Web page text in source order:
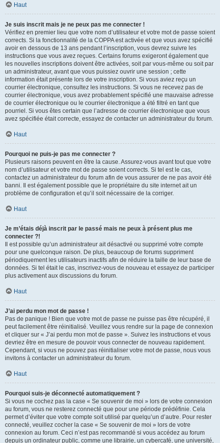
Haut
Je suis inscrit mais je ne peux pas me connecter !
Vérifiez en premier lieu que votre nom d’utilisateur et votre mot de passe soient
corrects. Si la fonctionnalité de la COPPA est activée et que vous avez spécifié
avoir en dessous de 13 ans pendant l’inscription, vous devrez suivre les
instructions que vous avez reçues. Certains forums exigeront également que
les nouvelles inscriptions doivent être activées, soit par vous-même ou soit par
un administrateur, avant que vous puissiez ouvrir une session ; cette
information était présente lors de votre inscription. Si vous aviez reçu un
courrier électronique, consultez les instructions. Si vous ne recevez pas de
courrier électronique, vous avez probablement spécifié une mauvaise adresse
de courrier électronique ou le courrier électronique a été filtré en tant que
pourriel. Si vous êtes certain que l’adresse de courrier électronique que vous
avez spécifiée était correcte, essayez de contacter un administrateur du forum.
Haut
Pourquoi ne puis-je pas me connecter ?
Plusieurs raisons peuvent en être la cause. Assurez-vous avant tout que votre
nom d’utilisateur et votre mot de passe soient corrects. Si tel est le cas,
contactez un administrateur du forum afin de vous assurer de ne pas avoir été
banni. Il est également possible que le propriétaire du site internet ait un
problème de configuration et qu’il soit nécessaire de la corriger.
Haut
Je m’étais déjà inscrit par le passé mais ne peux à présent plus me
connecter ?!
Il est possible qu’un administrateur ait désactivé ou supprimé votre compte
pour une quelconque raison. De plus, beaucoup de forums suppriment
périodiquement les utilisateurs inactifs afin de réduire la taille de leur base de
données. Si tel était le cas, inscrivez-vous de nouveau et essayez de participer
plus activement aux discussions du forum.
Haut
J’ai perdu mon mot de passe !
Pas de panique ! Bien que votre mot de passe ne puisse pas être récupéré, il
peut facilement être réinitialisé. Veuillez vous rendre sur la page de connexion
et cliquer sur « J’ai perdu mon mot de passe ». Suivez les instructions et vous
devriez être en mesure de pouvoir vous connecter de nouveau rapidement.
Cependant, si vous ne pouvez pas réinitialiser votre mot de passe, nous vous
invitons à contacter un administrateur du forum.
Haut
Pourquoi suis-je déconnecté automatiquement ?
Si vous ne cochez pas la case « Se souvenir de moi » lors de votre connexion
au forum, vous ne resterez connecté que pour une période prédéfinie. Cela
permet d’éviter que votre compte soit utilisé par quelqu’un d’autre. Pour rester
connecté, veuillez cocher la case « Se souvenir de moi » lors de votre
connexion au forum. Ceci n’est pas recommandé si vous accédez au forum
depuis un ordinateur public, comme une librairie, un cybercafé, une université,